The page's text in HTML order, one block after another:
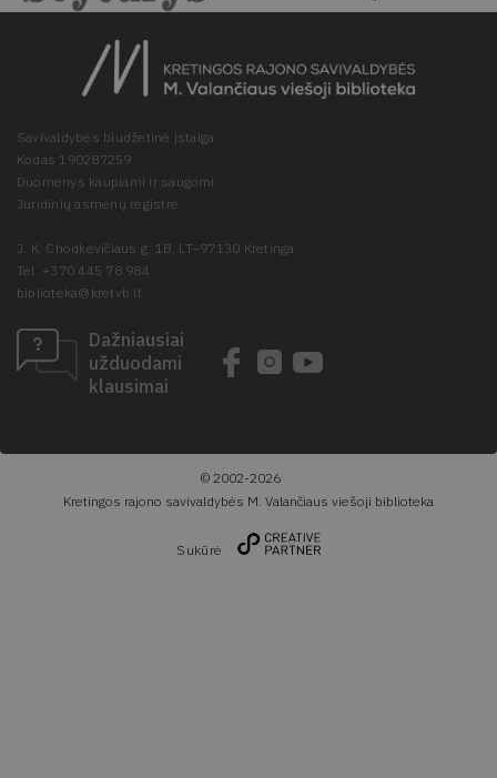
Savivaldybės biudžetinė įstaiga
Kodas 190287259
Duomenys kaupiami ir saugomi
Juridinių asmenų registre
J. K. Chodkevičiaus g. 1B, LT–97130 Kretinga
Tel. +370 445 78 984
biblioteka@kretvb.lt
Dažniausiai
užduodami
klausimai
© 2002-2026
Kretingos rajono savivaldybės M. Valančiaus viešoji biblioteka
Sukūrė